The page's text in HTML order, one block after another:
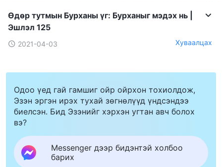
Өдөр тутмын Бурханы үг: Бурханыг мэдэх нь |
Эшлэл 125
2021-04-03 Хуваалцах
Одоо үед гай гамшиг ойр ойрхон тохиолдож,
Эзэн эргэн ирэх тухай зөгнөлүүд үндсэндээ
биелсэн. Бид Эзэнийг хэрхэн угтан авч болох
вэ?
Messenger дээр бидэнтэй холбоо
барих